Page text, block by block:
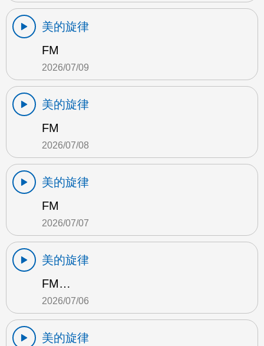
美的旋律
FM
2026/07/09
美的旋律
FM
2026/07/08
美的旋律
FM
2026/07/07
美的旋律
FM…
2026/07/06
美的旋律